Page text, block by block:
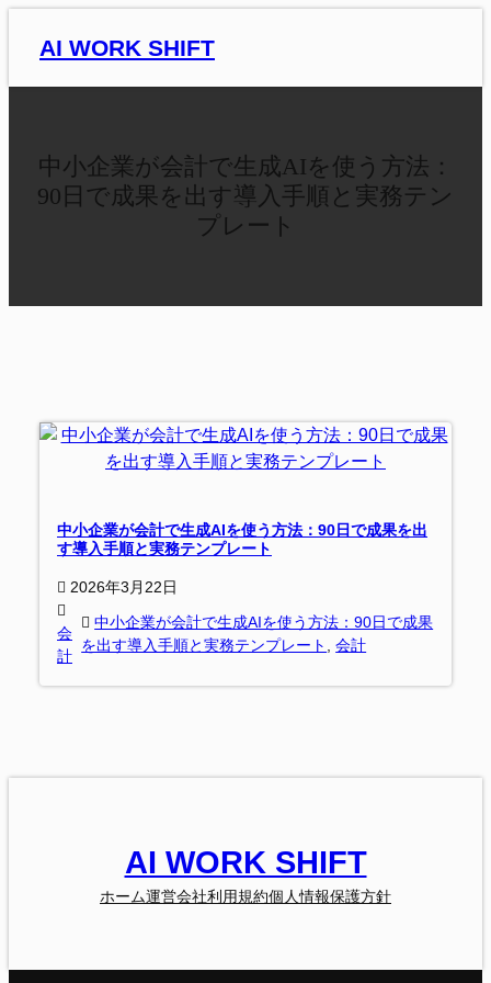
AI WORK SHIFT
中小企業が会計で生成AIを使う方法：
90日で成果を出す導入手順と実務テン
プレート
中小企業が会計で生成AIを使う方法：90日で成果を出
す導入手順と実務テンプレート
2026年3月22日
会
計
中小企業が会計で生成AIを使う方法：90日で成果
を出す導入手順と実務テンプレート
, 会計
AI WORK SHIFT
ホーム運営会社利用規約個人情報保護方針